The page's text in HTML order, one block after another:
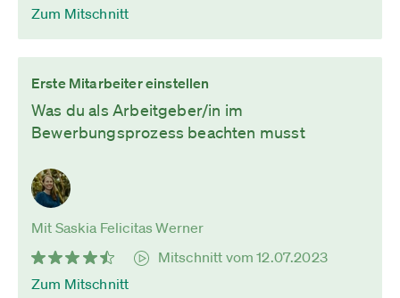
Zum Mitschnitt
Erste Mitarbeiter einstellen
Was du als Arbeitgeber/in im
Bewerbungsprozess beachten musst
Mit Saskia Felicitas Werner
Mitschnitt vom 12.07.2023
Zum Mitschnitt